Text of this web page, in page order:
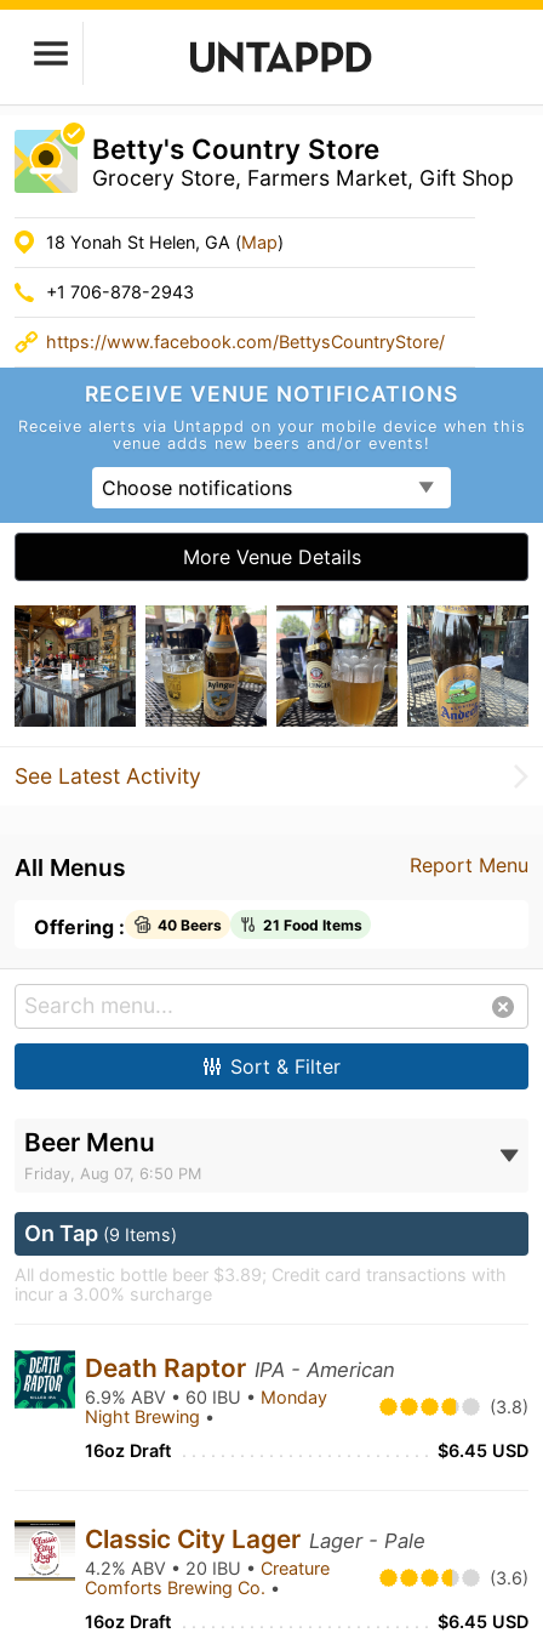
Betty's Country Store
Grocery Store, Farmers Market, Gift Shop
18 Yonah St Helen, GA (Map)
+1 706-878-2943
https://www.facebook.com/BettysCountryStore/
RECEIVE VENUE NOTIFICATIONS
Receive alerts via Untappd on your mobile device when this
venue adds new beers and/or events!
Choose notifications
More Venue Details
See Latest Activity
Report Menu
All Menus
Offering : 40 Beers 21 Food Items
Sort & Filter
Beer Menu
Friday, Aug 07, 6:50 PM
On Tap (9 Items)
All domestic bottle beer $3.89; Credit card transactions with
incur a 3.00% surcharge
Death Raptor IPA - American
6.9% ABV • 60 IBU • Monday
Night Brewing • (3.8)
16oz Draft $6.45 USD
Classic City Lager Lager - Pale
4.2% ABV • 20 IBU • Creature
Comforts Brewing Co. • (3.6)
16oz Draft $6.45 USD